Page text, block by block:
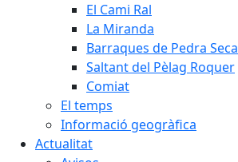
El Cami Ral
La Miranda
Barraques de Pedra Seca
Saltant del Pèlag Roquer
Comiat
El temps
Informació geogràfica
Actualitat